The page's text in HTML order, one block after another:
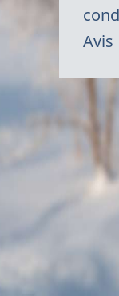
Avis